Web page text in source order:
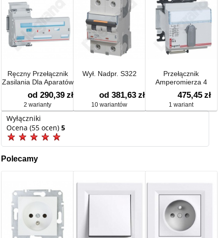
Ręczny Przełącznik
Zasilania Dla Aparatów
od 290,39 zł
2 warianty
Wył. Nadpr. S322
od 381,63 zł
10 wariantów
Przełącznik
Amperomierza 4
Pozycyjny
475,45 zł
1 wariant
Wyłączniki
Ocena (55 ocen)5
Polecamy